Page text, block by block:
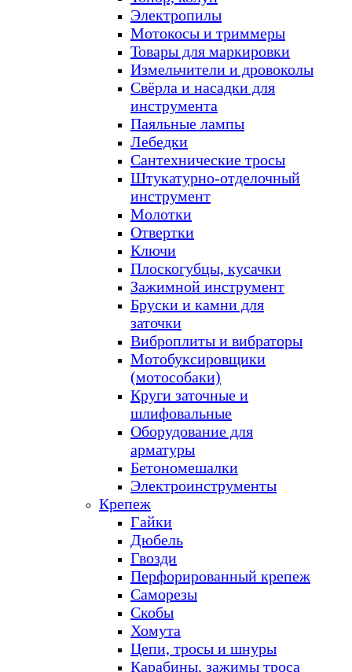
Электропилы
Мотокосы и триммеры
Товары для маркировки
Измельчители и дровоколы
Свёрла и насадки для
инструмента
Паяльные лампы
Лебедки
Сантехнические тросы
Штукатурно-отделочный
инструмент
Молотки
Отвертки
Ключи
Плоскогубцы, кусачки
Зажимной инструмент
Бруски и камни для
заточки
Виброплиты и вибраторы
Мотобуксировщики
(мотособаки)
Круги заточные и
шлифовальные
Оборудование для
арматуры
Бетономешалки
Электроинструменты
Крепеж
Гайки
Дюбель
Гвозди
Перфорированный крепеж
Саморезы
Скобы
Хомута
Цепи, тросы и шнуры
Карабины, зажимы троса